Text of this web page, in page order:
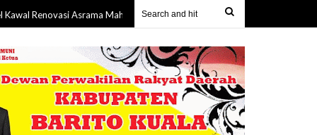
Asrama Mahasiswa Hasanuddin di Surabaya, Pastikan Fasilitas Lebih